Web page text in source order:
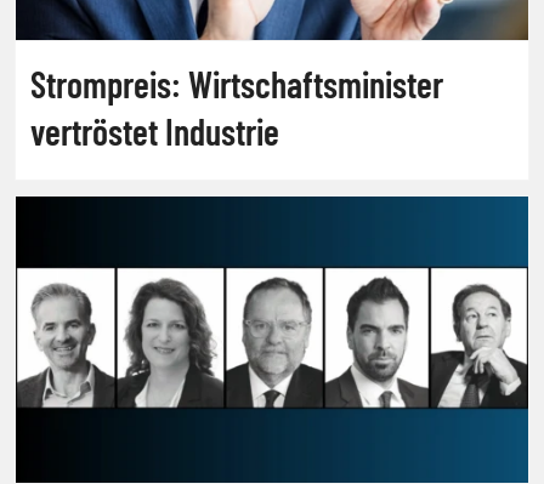
Strompreis: Wirtschaftsminister
vertröstet Industrie